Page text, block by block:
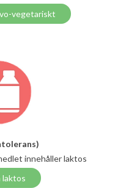
vegetariskt
innehåller laktos
laktos